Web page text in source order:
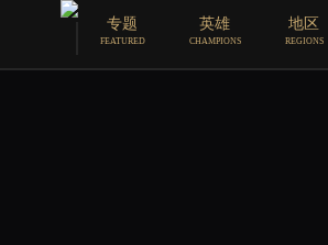
专题
FEATURED
英雄
CHAMPIONS
地区
REGIONS